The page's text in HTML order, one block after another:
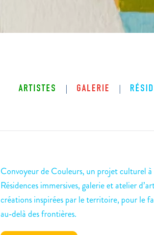
ARTISTES GALERIE
Convoyeur de Couleurs, un projet culturel à
Résidences immersives, galerie et atelier
créations inspirées par le territoire, pour le
au‑delà des frontières.